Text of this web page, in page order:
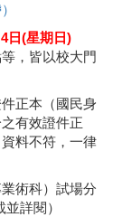
日(星期日)
，皆以校大門
正本（國民身
有效證件正
料不符，一律
術科）試場分
詳閱）